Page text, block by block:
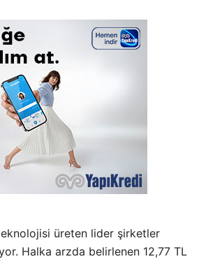
üreten lider şirketler
Halka arzda belirlenen 12,77 TL